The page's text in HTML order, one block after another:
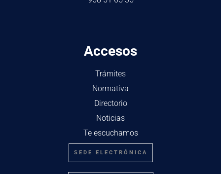
Accesos
Trámites
Normativa
Directorio
Noticias
Te escuchamos
SEDE ELECTRÓNICA